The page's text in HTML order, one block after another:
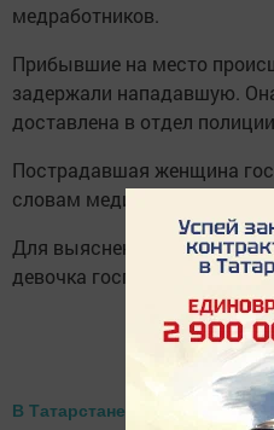
медработников.
Прибывшие на место
задержали нападавшую.
доставлена в отдел
Пострадавшая женщина
словам медиков, её жизни
Для выяснения состояния
девочка госпитализирована
В Татарстане